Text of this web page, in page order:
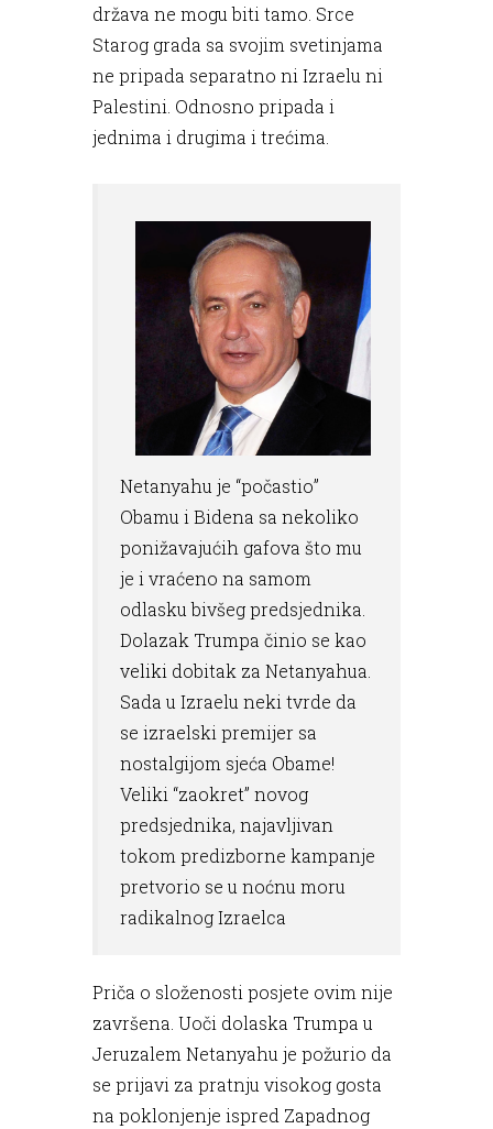
država ne mogu biti tamo. Srce
Starog grada sa svojim svetinjama
ne pripada separatno ni Izraelu ni
Palestini. Odnosno pripada i
jednima i drugima i trećima.
Netanyahu je “počastio”
Obamu i Bidena sa nekoliko
ponižavajućih gafova što mu
je i vraćeno na samom
odlasku bivšeg predsjednika.
Dolazak Trumpa činio se kao
veliki dobitak za Netanyahua.
Sada u Izraelu neki tvrde da
se izraelski premijer sa
nostalgijom sjeća Obame!
Veliki “zaokret” novog
predsjednika, najavljivan
tokom predizborne kampanje
pretvorio se u noćnu moru
radikalnog Izraelca
Priča o složenosti posjete ovim nije
završena. Uoči dolaska Trumpa u
Jeruzalem Netanyahu je požurio da
se prijavi za pratnju visokog gosta
na poklonjenje ispred Zapadnog